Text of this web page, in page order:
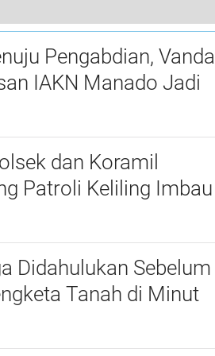
Gema Sejarah di Langowan: Gubernur Yulius Selvanus Tabur Bunga untuk Kakek Buyut Presiden Prabowo, Simbol Persatuan dan Kebanggaan Sulut!
Pengabdian, Vanda
IAKN Manado Jadi
dan Koramil
Patroli Keliling Imbau
Didahulukan Sebelum
Tanah di Minut